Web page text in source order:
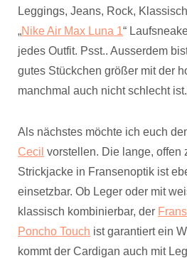
Leggings, Jeans, Rock,
„Nike Air Max Luna 1“
jedes Outfit. Psst.. Ausserdem
gutes Stückchen größer mit der
manchmal auch nicht schlecht ist.
Als nächstes möchte ich euch
Cecil vorstellen. Die lange, offen
Strickjacke in Fransenoptik ist
einsetzbar. Ob Leger oder mit
klassisch kombinierbar, der
Poncho Touch ist garantiert ein
kommt der Cardigan auch mit